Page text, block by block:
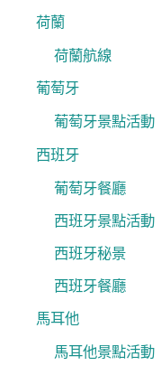
荷蘭
荷蘭航線
葡萄牙
葡萄牙景點活動
西班牙
葡萄牙餐廳
西班牙景點活動
西班牙秘景
西班牙餐廳
馬耳他
馬耳他景點活動